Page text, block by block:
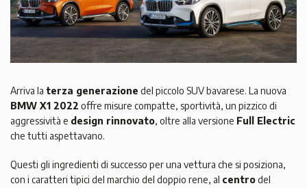
Arriva la terza generazione del piccolo SUV bavarese. La nuova
BMW X1 2022 offre misure compatte, sportività, un pizzico di
aggressività e design rinnovato, oltre alla versione Full Electric
che tutti aspettavano.
Questi gli ingredienti di successo per una vettura che si posiziona,
con i caratteri tipici del marchio del doppio rene, al centrodel